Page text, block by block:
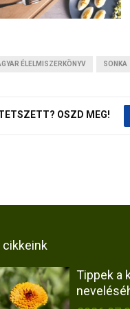
ÉLELMISZERKÖNYV SONKA
OSZD MEG!
cikkeink
Tippek a